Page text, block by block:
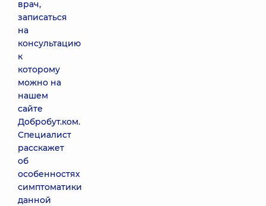
врач,
записаться
на
консультацию
к
которому
можно на
нашем
сайте
Добробут.ком.
Специалист
расскажет
об
особенностях
симптоматики
данной